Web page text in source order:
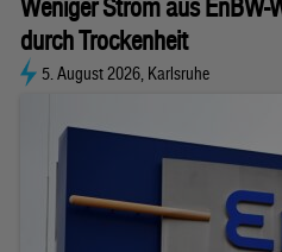
Weniger Strom aus
durch Trockenheit
5. August 2026, Karlsruhe